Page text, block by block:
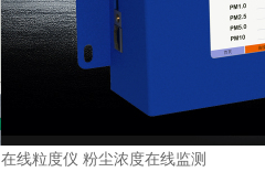
在线粒度仪 粉尘浓度在线监测